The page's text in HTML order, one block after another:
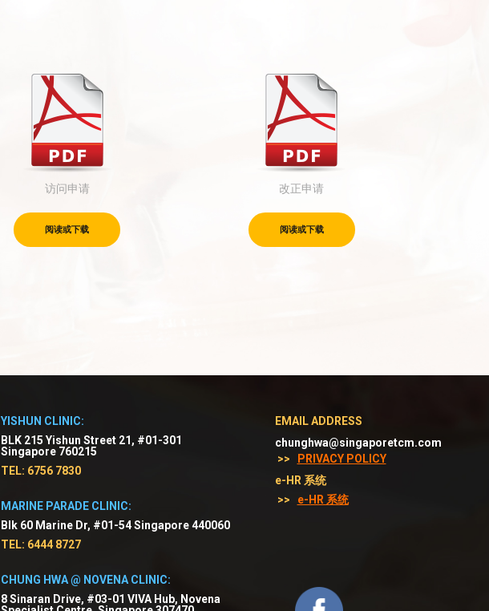
访问申请
阅读或下载
改正申请
阅读或下载
YISHUN CLINIC:
BLK 215 Yishun Street 21, #01-301
Singapore 760215
TEL: 6756 7830
MARINE PARADE CLINIC:
Blk 60 Marine Dr, #01-54 Singapore 440060
TEL: 6444 8727
CHUNG HWA @ NOVENA CLINIC:
8 Sinaran Drive, #03-01 VIVA Hub, Novena
EMAIL ADDRESS
chunghwa@singaporetcm.com
>>
PRIVACY POLICY
e-HR 系统
>>
e-HR 系统